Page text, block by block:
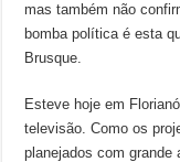
mas também não
bomba política é esta
Brusque.
Esteve hoje em
televisão. Como os
planejados com grande